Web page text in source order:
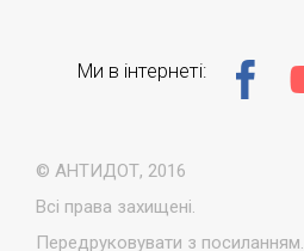
© АНТИДОТ, 2016
Всі права захищені.
Передруковувати з посиланням.
Ми в інтернеті: